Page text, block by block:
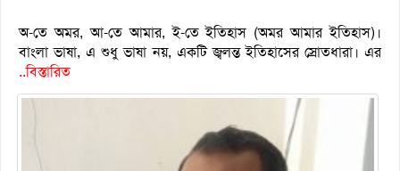
অ-তে অমর, আ-তে আমার, ই-তে ইতিহাস (অমর আমার ইতিহাস)।
বাংলা ভাষা, এ শুধু ভাষা নয়, একটি জ্বলন্ত ইতিহাসের স্রোতধারা। এর
..বিস্তারিত